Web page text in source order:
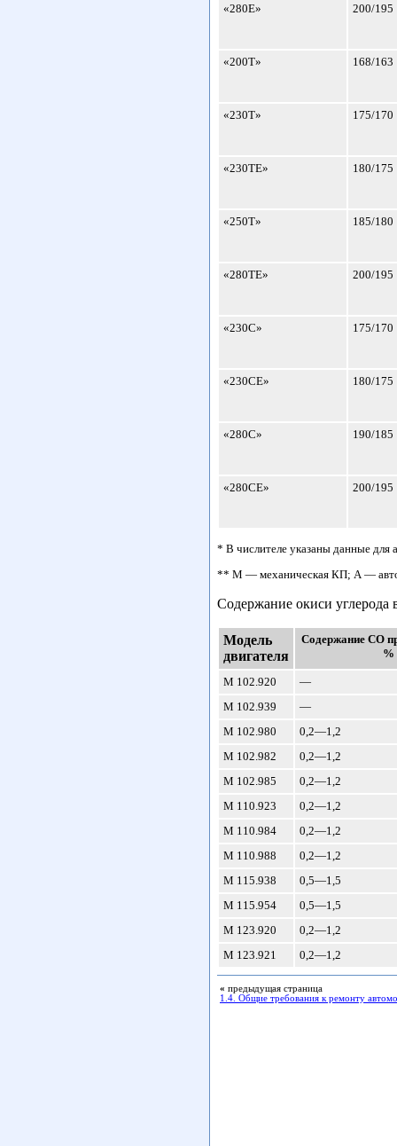
«280Е» 200/195
«200Т» 168/163
«230Т» 175/170
«230ТЕ» 180/175
«250Т» 185/180
«280ТЕ» 200/195
«230С» 175/170
«230СЕ» 180/175
«280С» 190/185
«280СЕ» 200/195
* В числителе указаны данные для
** М — механическая КП; А —
Содержание окиси углерода
Модель
двигателя
Содержание СО
%
М 102.920
—
М 102.939
—
М 102.980
0,2—1,2
M 102.982
0,2—1,2
М 102.985
0,2—1,2
М 110.923
0,2—1,2
М 110.984
0,2—1,2
M 110.988
0,2—1,2
M 115.938
0,5—1,5
M 115.954
0,5—1,5
М 123.920
0,2—1,2
М 123.921
0,2—1,2
« предыдущая страница
1.4. Общие требования к ремонту